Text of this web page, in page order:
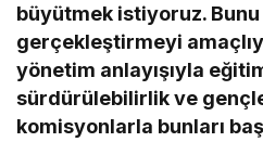
büyütmek istiyoruz.
gerçekleştirmeyi
yönetim anlayışıyla
sürdürülebilirlik ve
komisyonlarla bunları